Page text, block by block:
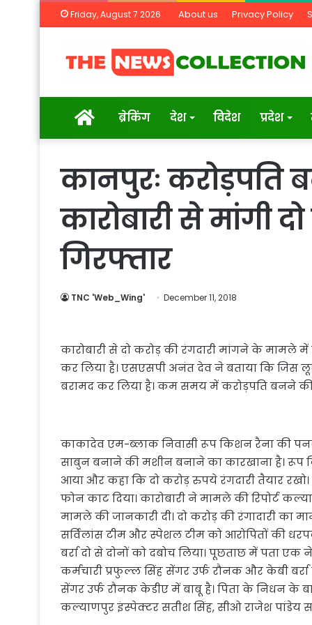
Friday, August 7 2026 About us Privacy Policy
Homeब्रेकिंग देश विदेश प्रदेश
कानपुरः करोड़पति
कारोबारी से मांगी
गिरफ्तार
TNC 'Web_Wing' December 11, 2018
कारोबारी से दो करोड़ की रंगदारी मांगने के
कर लिया है। एसएसपी अनंत देव ने बताया कि जिस
बरामद कर लिया है। कम समय में करोड़पति बनने की
काकादेव एम-ब्लाक निवासी रूप किशन रैना की
साबुन बनाने की मशीन बनाने का कारखाना है।
आया और कहा कि दो करोड़ रुपये रंगदारी तैयार रखो।
फोन काट दिया। कारोबारी ने मामले की रिपोर्ट
मामले की जानकारी दी। दो करोड़ की रंगादारी
सर्विलांस टीम और स्पेशल टीम को आरोपितों की
बर्रा दो से दोनों को दबोच लिया। पूछताछ में पता
कर्मचारी प्रफुल्ल सिंह सेंगर उर्फ रौनक और केबी
सेंगर उर्फ रौनक केडीए में बाबू है। पिता के निधन के
कल्याणपुर इंस्पेक्टर सतीश सिंह, सीओ राजेश